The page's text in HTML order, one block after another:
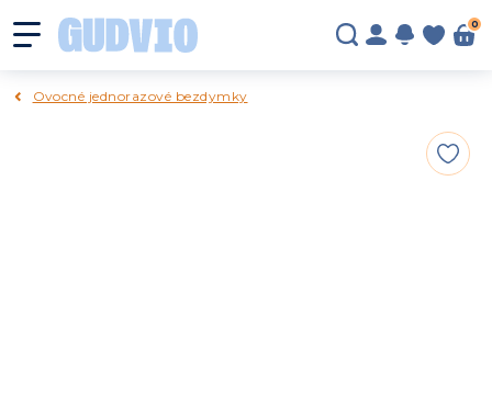
0
Ovocné jednorazové bezdymky